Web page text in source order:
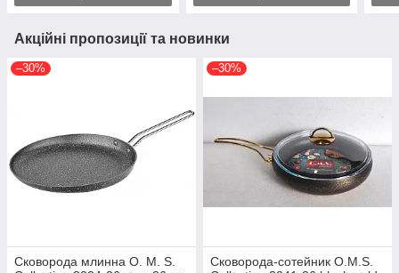
Акційні пропозиції та новинки
–30%
Сковорода млинна O. M. S.
–30%
Сковорода-сотейник O.M.S.